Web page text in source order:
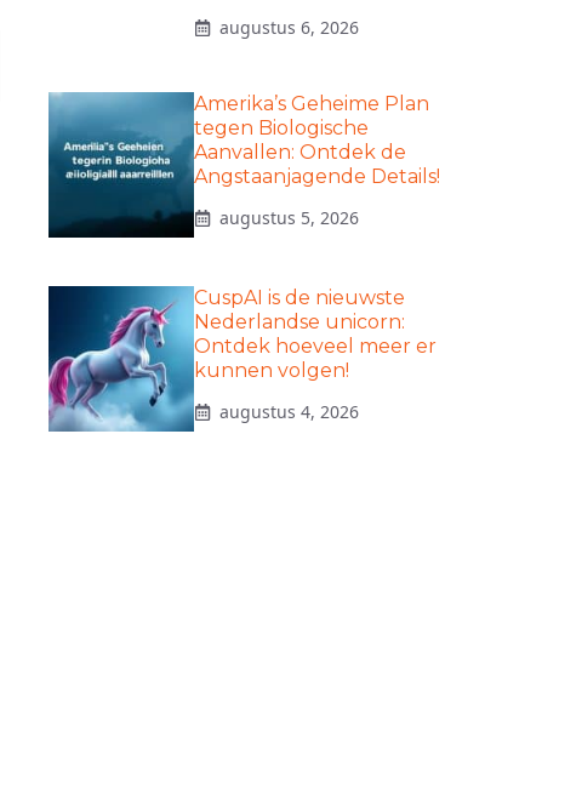
augustus 6, 2026
Amerika’s Geheime Plan
tegen Biologische
Aanvallen: Ontdek de
Angstaanjagende Details!
augustus 5, 2026
CuspAI is de nieuwste
Nederlandse unicorn:
Ontdek hoeveel meer er
kunnen volgen!
augustus 4, 2026